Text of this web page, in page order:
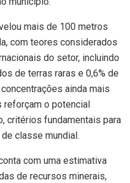
mais de 100 metros
com teores considerados
do setor, incluindo
de terras raras e 0,6% de
ainda mais
o potencial
critérios fundamentais para
classe mundial.
com uma estimativa
de recursos minerais,